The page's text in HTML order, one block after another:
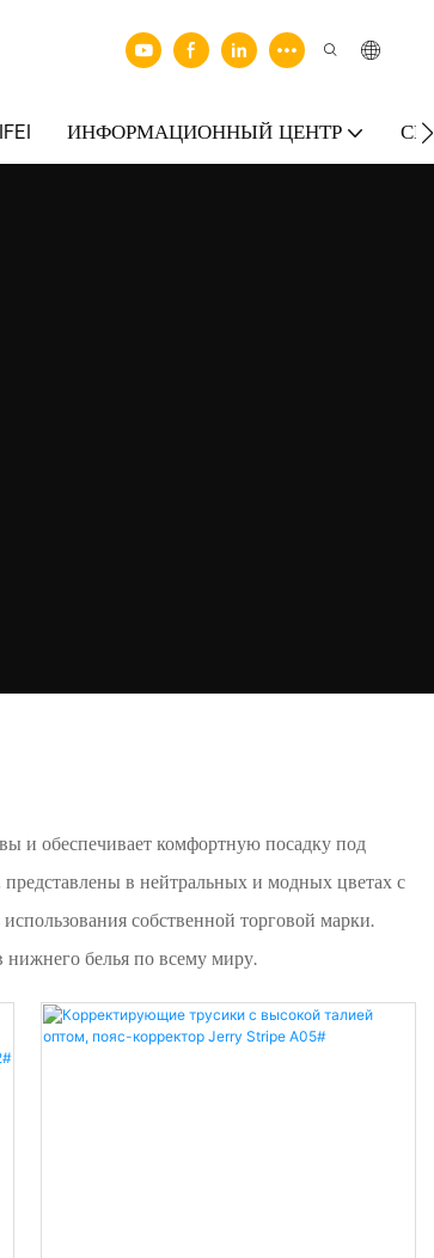
ИНФОРМАЦИОННЫЙ ЦЕНТР
и обеспечивает комфортную посадку под
в нейтральных и модных цветах с
собственной торговой марки.
нижнего белья по всему миру.